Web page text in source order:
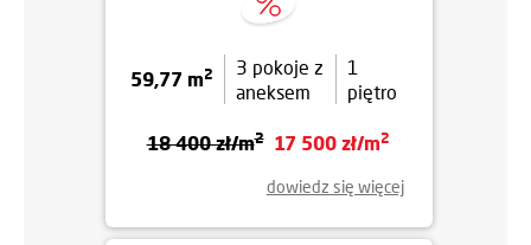
59,77 m2
3 pokoje z
aneksem
1
piętro
18 400 zł/m2 17 500 zł/m2
dowiedz się więcej